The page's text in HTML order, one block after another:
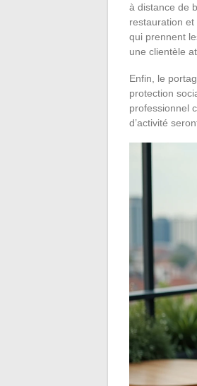
à distance de
restauration et
qui prennent
une clientèle
Enfin, le
protection
professionnel
d’activité